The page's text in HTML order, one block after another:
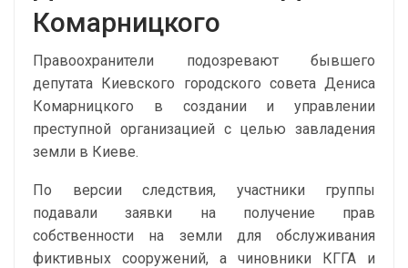
Комарницкого
Правоохранители подозревают бывшего
депутата Киевского городского совета Дениса
Комарницкого в создании и управлении
преступной организацией с целью завладения
земли в Киеве.
По версии следствия, участники группы
подавали заявки на получение прав
собственности на земли для обслуживания
фиктивных сооружений, а чиновники КГГА и